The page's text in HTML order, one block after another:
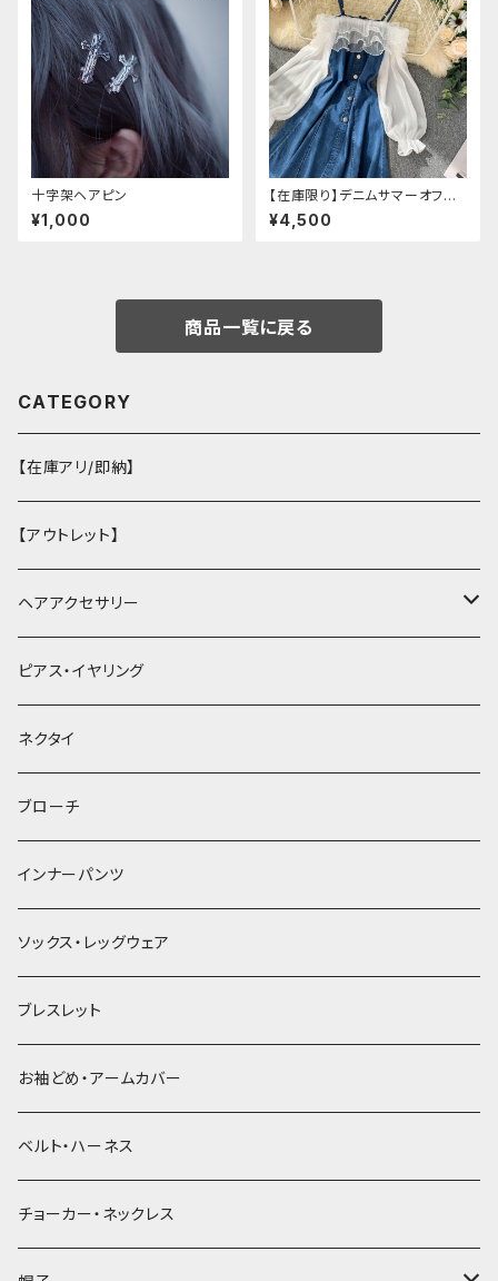
十字架ヘアピン
¥1,000
【在庫限り】デニムサマーオフシ
ョルダーワンピース（ミニ丈
¥4,500
商品一覧に戻る
CATEGORY
【在庫アリ/即納】
【アウトレット】
ヘアアクセサリー
ヘアクリップ
ヘッドドレス・カチューシャ
ヘアゴム
簪
ピアス・イヤリング
ネクタイ
ブローチ
インナーパンツ
ソックス・レッグウェア
ブレスレット
お袖どめ・アームカバー
ベルト・ハーネス
チョーカー・ネックレス